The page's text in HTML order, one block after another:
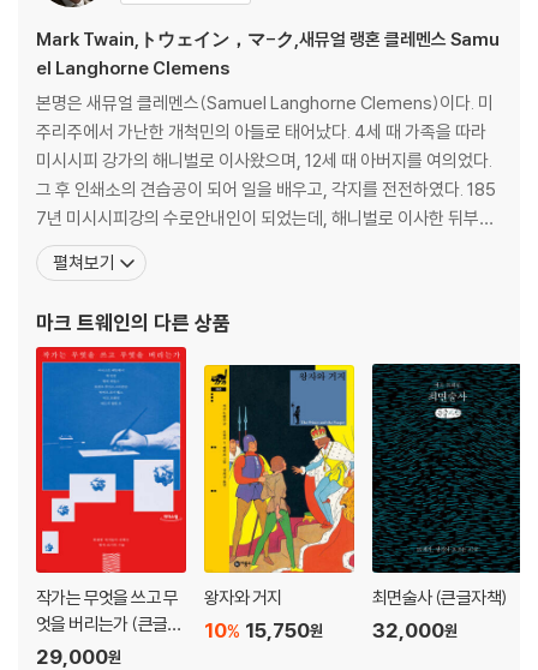
Mark Twain,トウェイン，マ-ク,새뮤얼 랭혼 클레멘스 Samu
el Langhorne Clemens
본명은 새뮤얼 클레멘스(Samuel Langhorne Clemens)이다. 미
주리주에서 가난한 개척민의 아들로 태어났다. 4세 때 가족을 따라
미시시피 강가의 해니벌로 이사왔으며, 12세 때 아버지를 여의었다.
그 후 인쇄소의 견습공이 되어 일을 배우고, 각지를 전전하였다. 185
7년 미시시피강의 수로안내인이 되었는데, 해니벌로 이사한 뒤부터
이 시기까지의 생활과 경험은 후일 작가 형성에 큰 영향을 주었다. 그
의 필명인 마크 트웨인은 강의 뱃사람 용어로 안전수역을 나타내는
내인 일자리를 잃고 남군에 들
펼쳐보기
마크 트웨인의 다른 상품
작가는 무엇을 쓰고 무
엇을 버리는가 (큰글자
도서)
29,000원
왕자와 거지
15,750원
10%
최면술사 (큰글자책)
32,000원